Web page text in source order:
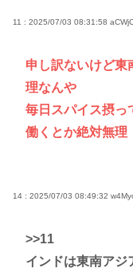
11 : 2025/07/03 08:31:58
申し訳ないけど東
理なんや
毎日スパイス摂っ
働くとか絶対無理
14 : 2025/07/03 08:49:32
>>11
インドは東南アジ